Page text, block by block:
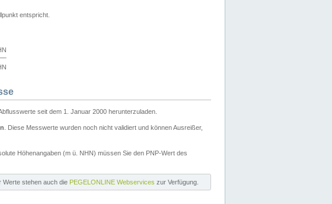
entspricht.
seit dem 1. Januar 2000 herunterzuladen.
. Diese Messwerte wurden noch nicht validiert und können Ausreißer,
Höhenangaben (m ü. NHN) müssen Sie den PNP-Wert des
Werte stehen auch die PEGELONLINE Webservices zur Verfügung.